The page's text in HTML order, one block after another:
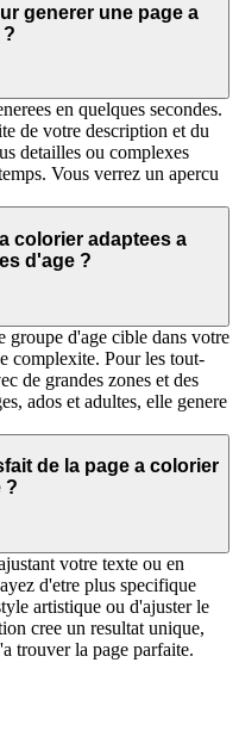
generer une page a
en quelques secondes.
de votre description et du
detailles ou complexes
Vous verrez un apercu
colorier adaptees a
d'age ?
d'age cible dans votre
complexite. Pour les tout-
de grandes zones et des
ados et adultes, elle genere
de la page a colorier
?
votre texte ou en
d'etre plus specifique
artistique ou d'ajuster le
cree un resultat unique,
trouver la page parfaite.